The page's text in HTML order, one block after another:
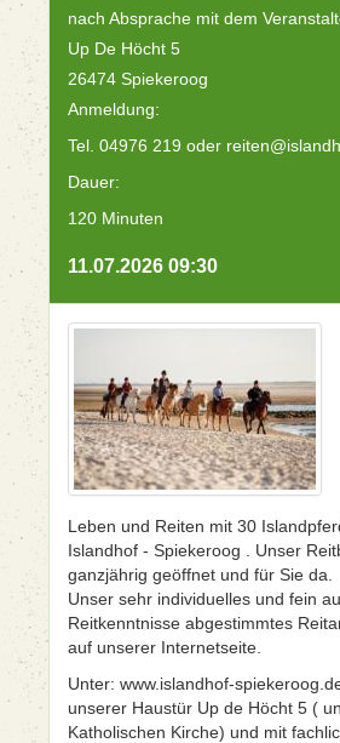
nach Absprache mit dem
Up De Höcht 5
26474 Spiekeroog
Anmeldung:
Tel. 04976 219 oder
Dauer:
120 Minuten
11.07.2026 09:30
Leben und Reiten mit 30
Islandhof - Spiekeroog . Unser
ganzjährig geöffnet und für Sie da.
Unser sehr individuelles und fein
Reitkenntnisse abgestimmtes
auf unserer Internetseite.
Unter: www.islandhof-
unserer Haustür Up de Höcht 5 (
Katholischen Kirche) und mit